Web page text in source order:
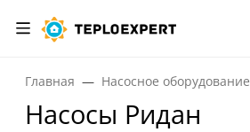
Главная Насосное оборудование
Насосы Ридан